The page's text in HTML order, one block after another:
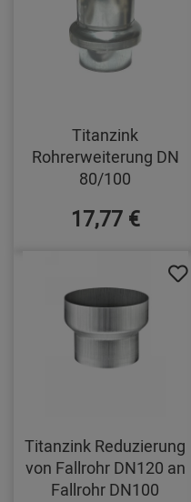
Titanzink
Rohrerweiterung DN
80/100
17,77 €
Titanzink Reduzierung
von Fallrohr DN120 an
Fallrohr DN100